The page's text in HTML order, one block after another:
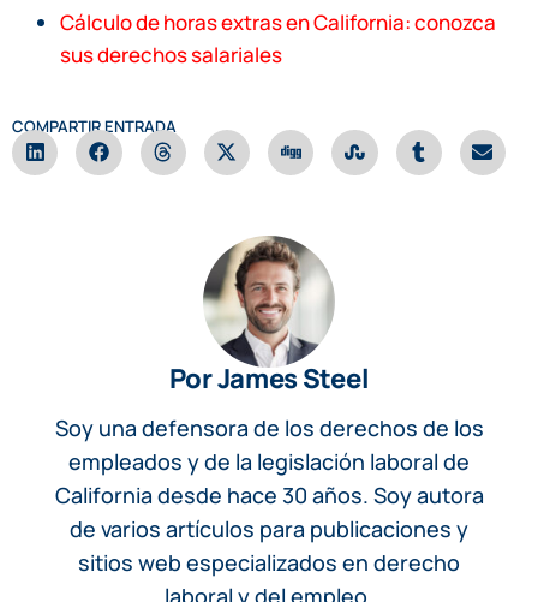
Cálculo de horas extras en California: conozca
sus derechos salariales
COMPARTIR ENTRADA
Por James Steel
Soy una defensora de los derechos de los
empleados y de la legislación laboral de
California desde hace 30 años. Soy autora
de varios artículos para publicaciones y
sitios web especializados en derecho
laboral y del empleo.